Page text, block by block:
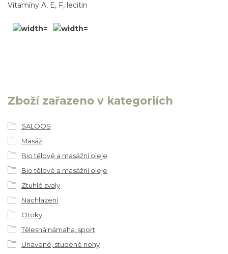
Vitamíny A, E, F, lecitin
Zboží zařazeno v kategoriích
SALOOS
Masáž
Bio tělové a masážní oleje
Bio tělové a masážní oleje
Ztuhlé svaly
Nachlazení
Otoky
Tělesná námaha, sport
Unavené, studené nohy